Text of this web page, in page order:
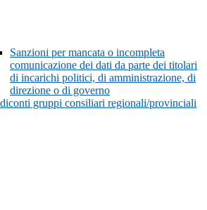
Sanzioni per mancata o incompleta
comunicazione dei dati da parte dei titolari
di incarichi politici, di amministrazione, di
direzione o di governo
gruppi consiliari regionali/provinciali